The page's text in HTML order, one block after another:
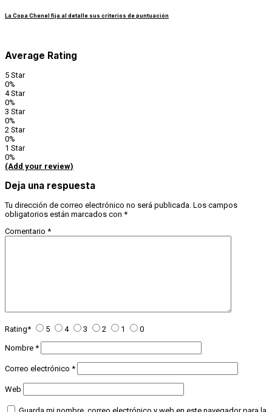
La Copa Chenel fija al detalle sus criterios de puntuación
Average Rating
5 Star
0%
4 Star
0%
3 Star
0%
2 Star
0%
1 Star
0%
(Add your review)
Deja una respuesta
Tu dirección de correo electrónico no será publicada. Los campos
obligatorios están marcados con *
Comentario *
Rating* 5 4 3 2 1 0
Nombre *
Correo electrónico *
Web